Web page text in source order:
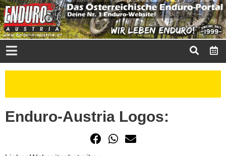
Enduro-Austria Logos: